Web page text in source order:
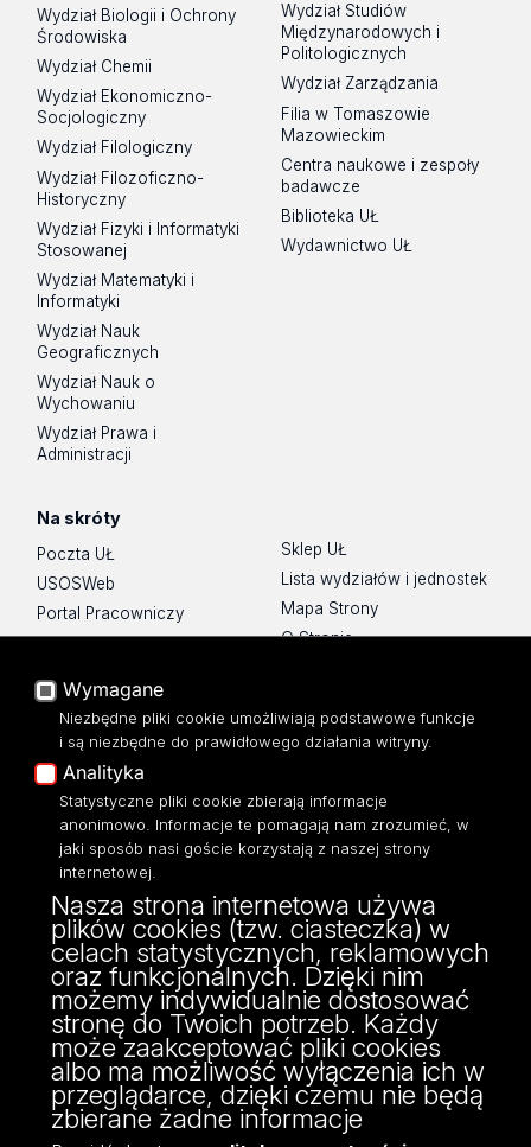
Wydział Biologii i Ochrony
Środowiska
Wydział Chemii
Wydział Ekonomiczno-
Socjologiczny
Wydział Filologiczny
Wydział Filozoficzno-
Historyczny
Wydział Fizyki i Informatyki
Stosowanej
Wydział Matematyki i
Informatyki
Wydział Nauk
Geograficznych
Wydział Nauk o
Wychowaniu
Wydział Prawa i
Administracji
Wydział Studiów
Międzynarodowych i
Politologicznych
Wydział Zarządzania
Filia w Tomaszowie
Mazowieckim
Centra naukowe i zespoły
badawcze
Biblioteka UŁ
Wydawnictwo UŁ
Na skróty
Poczta UŁ
USOSWeb
Portal Pracowniczy
Baza Aktów Własnych
Moodle
Eksperci UŁ
Polityka Prywatności
Dostępność
Sklep UŁ
Lista wydziałów i jednostek
Mapa Strony
O Stronie
ul. Narutowicza 68, 90-136 Łódź
NIP: 724 000 32 43
Adres do doręczeń elektronicznych (ADE):
AE:PL-74796-17640-IHHIV-17
KONTAKT
Wymagane
Niezbędne pliki cookie umożliwiają podstawowe funkcje
i są niezbędne do prawidłowego działania witryny.
Analityka
Statystyczne pliki cookie zbierają informacje
anonimowo. Informacje te pomagają nam zrozumieć, w
jaki sposób nasi goście korzystają z naszej strony
internetowej.
Nasza strona internetowa używa
plików cookies (tzw. ciasteczka) w
celach statystycznych, reklamowych
oraz funkcjonalnych. Dzięki nim
możemy indywidualnie dostosować
stronę do Twoich potrzeb. Każdy
może zaakceptować pliki cookies
albo ma możliwość wyłączenia ich w
przeglądarce, dzięki czemu nie będą
zbierane żadne informacje